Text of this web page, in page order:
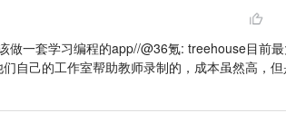
做一套学习编程的app//@36氪: treehouse目前
自己的工作室帮助教师录制的，成本虽然高，